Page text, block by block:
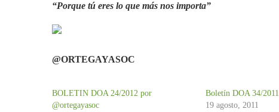
“Porque tú eres lo que más nos importa”
@ORTEGAYASOC
BOLETIN DOA 24/2012 por
@ortegayasoc
Boletín DOA 34/2011
19 agosto, 2011